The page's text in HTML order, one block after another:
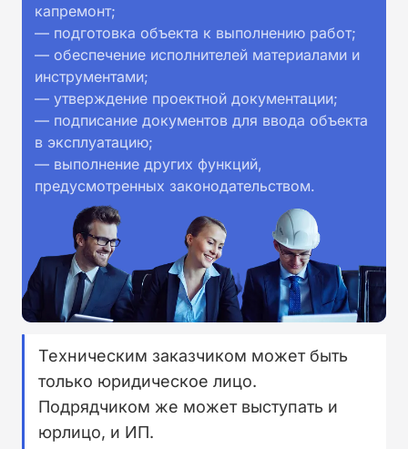
капремонт;
— подготовка объекта к выполнению работ;
— обеспечение исполнителей материалами и
инструментами;
— утверждение проектной документации;
— подписание документов для ввода объекта
в эксплуатацию;
— выполнение других функций,
предусмотренных законодательством.
Техническим заказчиком может быть
только юридическое лицо.
Подрядчиком же может выступать и
юрлицо, и ИП.